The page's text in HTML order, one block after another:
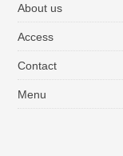
About us
Access
Contact
Menu